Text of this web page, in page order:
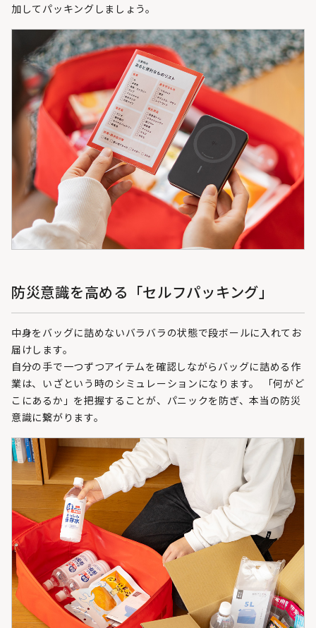
加してパッキングしましょう。
防災意識を高める「セルフパッキング」
中身をバッグに詰めないバラバラの状態で段ボールに入れてお
届けします。
自分の手で一つずつアイテムを確認しながらバッグに詰める作
業は、いざという時のシミュレーションになります。 「何がど
こにあるか」を把握することが、パニックを防ぎ、本当の防災
意識に繋がります。